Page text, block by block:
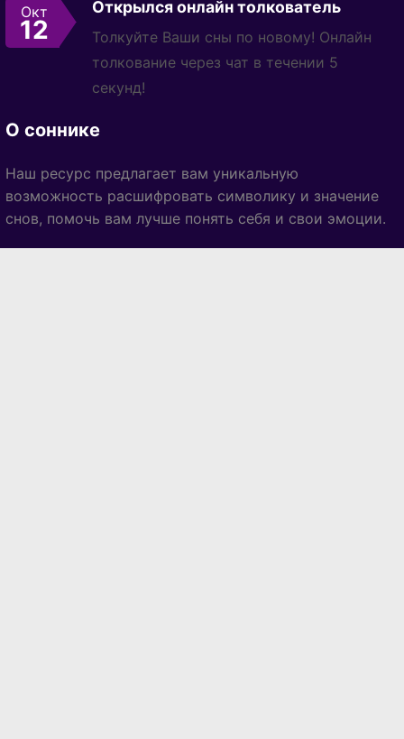
Окт
12
Открылся онлайн толкователь
Толкуйте Ваши сны по новому! Онлайн
толкование через чат в течении 5
секунд!
О соннике
Наш ресурс предлагает вам уникальную
возможность расшифровать символику и значение
снов, помочь вам лучше понять себя и свои эмоции.